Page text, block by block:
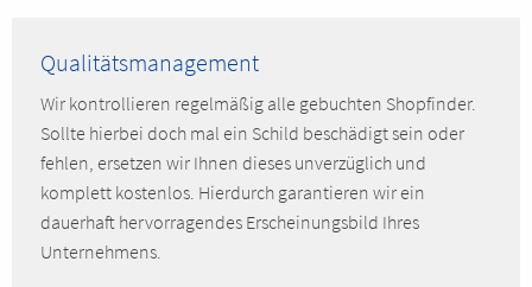
Qualitätsmanagement
Wir kontrollieren regelmäßig alle gebuchten Shopfinder.
Sollte hierbei doch mal ein Schild beschädigt sein oder
fehlen, ersetzen wir Ihnen dieses unverzüglich und
komplett kostenlos. Hierdurch garantieren wir ein
dauerhaft hervorragendes Erscheinungsbild Ihres
Unternehmens.